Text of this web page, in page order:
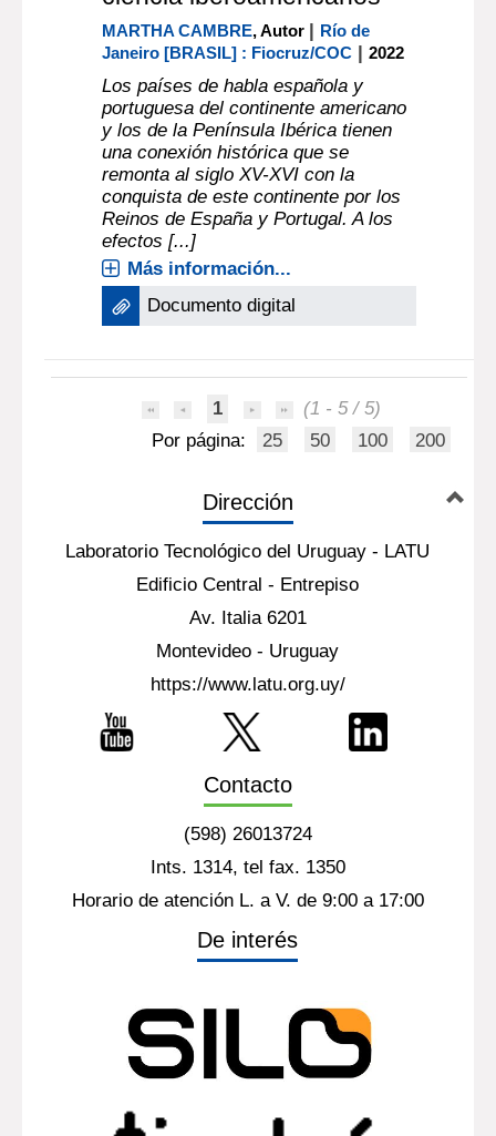
MARTHA CAMBRE, Autor | Río de
Janeiro [BRASIL] : Fiocruz/COC |2022
Los países de habla española y
portuguesa del continente americano
y los de la Península Ibérica tienen
una conexión histórica que se
remonta al siglo XV-XVI con la
conquista de este continente por los
Reinos de España y Portugal. A los
efectos [...]
Más información...
Documento digital
1
(1 - 5 / 5)
Por página:
25 50 100 200
Dirección
Laboratorio Tecnológico del Uruguay - LATU
Edificio Central - Entrepiso
Av. Italia 6201
Montevideo - Uruguay
https://www.latu.org.uy/
Contacto
(598) 26013724
Ints. 1314, tel fax. 1350
Horario de atención L. a V. de 9:00 a 17:00
De interés